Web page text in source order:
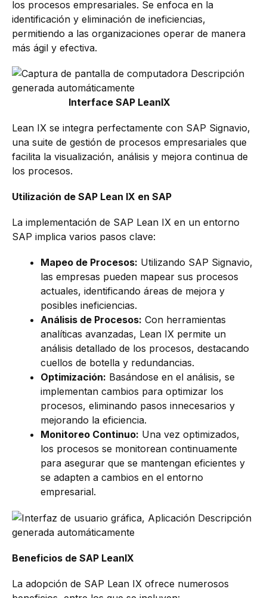
los procesos empresariales. Se enfoca en la
identificación y eliminación de ineficiencias,
permitiendo a las organizaciones operar de manera
más ágil y efectiva.
Interface SAP LeanIX
Lean IX se integra perfectamente con SAP Signavio,
una suite de gestión de procesos empresariales que
facilita la visualización, análisis y mejora continua de
los procesos.
Utilización de SAP Lean IX en SAP
La implementación de SAP Lean IX en un entorno
SAP implica varios pasos clave:
Mapeo de Procesos: Utilizando SAP Signavio,
las empresas pueden mapear sus procesos
actuales, identificando áreas de mejora y
posibles ineficiencias.
Análisis de Procesos: Con herramientas
analíticas avanzadas, Lean IX permite un
análisis detallado de los procesos, destacando
cuellos de botella y redundancias.
Optimización: Basándose en el análisis, se
implementan cambios para optimizar los
procesos, eliminando pasos innecesarios y
mejorando la eficiencia.
Monitoreo Continuo: Una vez optimizados,
los procesos se monitorean continuamente
para asegurar que se mantengan eficientes y
se adapten a cambios en el entorno
empresarial.
Beneficios de SAP LeanIX
La adopción de SAP Lean IX ofrece numerosos